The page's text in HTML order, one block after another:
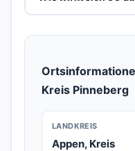
Kreis Pinneberg
LANDKREIS
Appen, Kreis